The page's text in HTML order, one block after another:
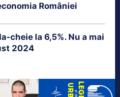
României
cheie la 6,5%. Nu a mai
2024